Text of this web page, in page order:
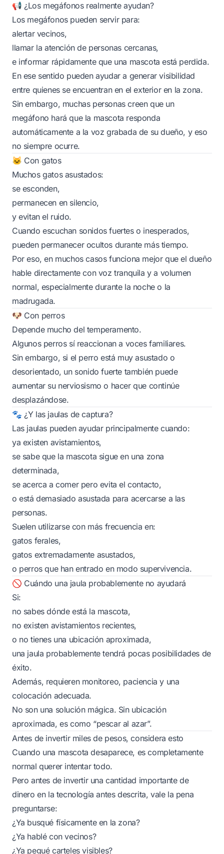
📢 ¿Los megáfonos realmente ayudan?
Los megáfonos pueden servir para:
alertar vecinos,
llamar la atención de personas cercanas,
e informar rápidamente que una mascota está perdida.
En ese sentido pueden ayudar a generar visibilidad
entre quienes se encuentran en el exterior en la zona.
Sin embargo, muchas personas creen que un
megáfono hará que la mascota responda
automáticamente a la voz grabada de su dueño, y eso
no siempre ocurre.
🐱 Con gatos
Muchos gatos asustados:
se esconden,
permanecen en silencio,
y evitan el ruido.
Cuando escuchan sonidos fuertes o inesperados,
pueden permanecer ocultos durante más tiempo.
Por eso, en muchos casos funciona mejor que el dueño
hable directamente con voz tranquila y a volumen
normal, especialmente durante la noche o la
madrugada.
🐶 Con perros
Depende mucho del temperamento.
Algunos perros sí reaccionan a voces familiares.
Sin embargo, si el perro está muy asustado o
desorientado, un sonido fuerte también puede
aumentar su nerviosismo o hacer que continúe
desplazándose.
🐾 ¿Y las jaulas de captura?
Las jaulas pueden ayudar principalmente cuando:
ya existen avistamientos,
se sabe que la mascota sigue en una zona
determinada,
se acerca a comer pero evita el contacto,
o está demasiado asustada para acercarse a las
personas.
Suelen utilizarse con más frecuencia en:
gatos ferales,
gatos extremadamente asustados,
o perros que han entrado en modo supervivencia.
🚫 Cuándo una jaula probablemente no ayudará
Si:
no sabes dónde está la mascota,
no existen avistamientos recientes,
o no tienes una ubicación aproximada,
una jaula probablemente tendrá pocas posibilidades de
éxito.
Además, requieren monitoreo, paciencia y una
colocación adecuada.
No son una solución mágica. Sin ubicación
aproximada, es como “pescar al azar”.
Antes de invertir miles de pesos, considera esto
Cuando una mascota desaparece, es completamente
normal querer intentar todo.
Pero antes de invertir una cantidad importante de
dinero en la tecnología antes descrita, vale la pena
preguntarse:
¿Ya busqué físicamente en la zona?
¿Ya hablé con vecinos?
¿Ya pegué carteles visibles?